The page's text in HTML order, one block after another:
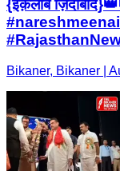
{इंक़लाब
Bikaner, Bikaner |